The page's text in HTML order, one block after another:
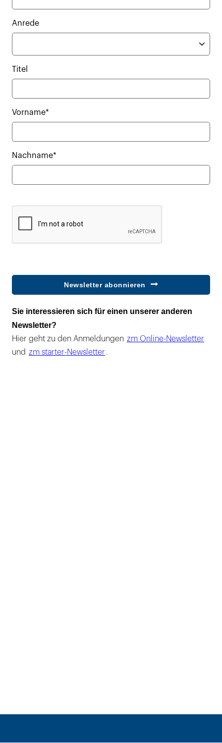
Anrede
Titel
Vorname*
Nachname*
Newsletter abonnieren
Sie interessieren sich für einen unserer anderen
Newsletter?
Hier geht zu den Anmeldungen zm Online-Newsletter
und zm starter-Newsletter .